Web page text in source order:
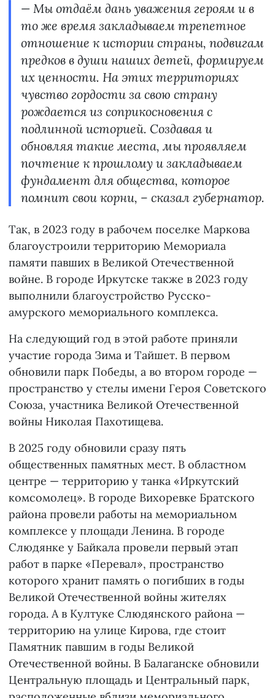
— Мы отдаём дань уважения героям и в
то же время закладываем трепетное
отношение к истории страны, подвигам
предков в души наших детей, формируем
их ценности. На этих территориях
чувство гордости за свою страну
рождается из соприкосновения с
подлинной историей. Создавая и
обновляя такие места, мы проявляем
почтение к прошлому и закладываем
фундамент для общества, которое
помнит свои корни, – сказал губернатор.
Так, в 2023 году в рабочем поселке Маркова
благоустроили территорию Мемориала
памяти павших в Великой Отечественной
войне. В городе Иркутске также в 2023 году
выполнили благоустройство Русско-
амурского мемориального комплекса.
На следующий год в этой работе приняли
участие города Зима и Тайшет. В первом
обновили парк Победы, а во втором городе —
пространство у стелы имени Героя Советского
Союза, участника Великой Отечественной
войны Николая Пахотищева.
В 2025 году обновили сразу пять
общественных памятных мест. В областном
центре — территорию у танка «Иркутский
комсомолец». В городе Вихоревке Братского
района провели работы на мемориальном
комплексе у площади Ленина. В городе
Слюдянке у Байкала провели первый этап
работ в парке «Перевал», пространство
которого хранит память о погибших в годы
Великой Отечественной войны жителях
города. А в Култуке Слюдянского района —
территорию на улице Кирова, где стоит
Памятник павшим в годы Великой
Отечественной войны. В Балаганске обновили
Центральную площадь и Центральный парк,